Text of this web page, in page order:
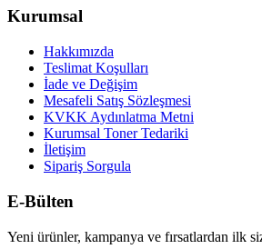
Kurumsal
Hakkımızda
Teslimat Koşulları
İade ve Değişim
Mesafeli Satış Sözleşmesi
KVKK Aydınlatma Metni
Kurumsal Toner Tedariki
İletişim
Sipariş Sorgula
E-Bülten
Yeni ürünler, kampanya ve fırsatlardan ilk